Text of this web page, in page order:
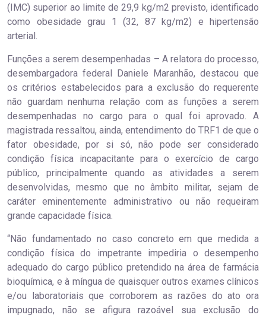
(IMC) superior ao limite de 29,9 kg/m2 previsto, identificado
como obesidade grau 1 (32, 87 kg/m2) e hipertensão
arterial.
Funções a serem desempenhadas – A relatora do processo,
desembargadora federal Daniele Maranhão, destacou que
os critérios estabelecidos para a exclusão do requerente
não guardam nenhuma relação com as funções a serem
desempenhadas no cargo para o qual foi aprovado. A
magistrada ressaltou, ainda, entendimento do TRF1 de que o
fator obesidade, por si só, não pode ser considerado
condição física incapacitante para o exercício de cargo
público, principalmente quando as atividades a serem
desenvolvidas, mesmo que no âmbito militar, sejam de
caráter eminentemente administrativo ou não requeiram
grande capacidade física.
“Não fundamentado no caso concreto em que medida a
condição física do impetrante impediria o desempenho
adequado do cargo público pretendido na área de farmácia
bioquímica, e à míngua de quaisquer outros exames clínicos
e/ou laboratoriais que corroborem as razões do ato ora
impugnado, não se afigura razoável sua exclusão do